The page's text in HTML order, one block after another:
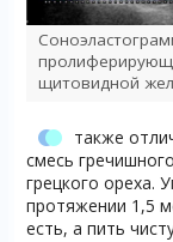
щитовидной
также
смесь
грецкого ореха.
протяжении 1,5
есть, а пить